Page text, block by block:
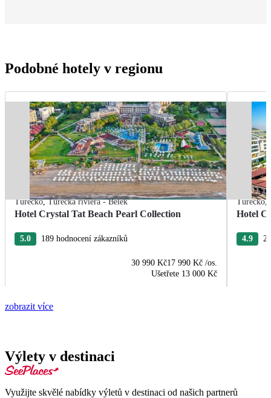
Podobné hotely v regionu
Turecko,Turecká riviéra - Belek
Hotel Crystal Tat Beach Pearl Collection
5.0 189 hodnocení zákazníků
30 990 Kč17 990 Kč /os.
Ušetřete 13 000 Kč
Turecko,
Hotel
4.9
zobrazit více
Výlety v destinaci
Využijte skvělé nabídky výletů v destinaci od našich partnerů